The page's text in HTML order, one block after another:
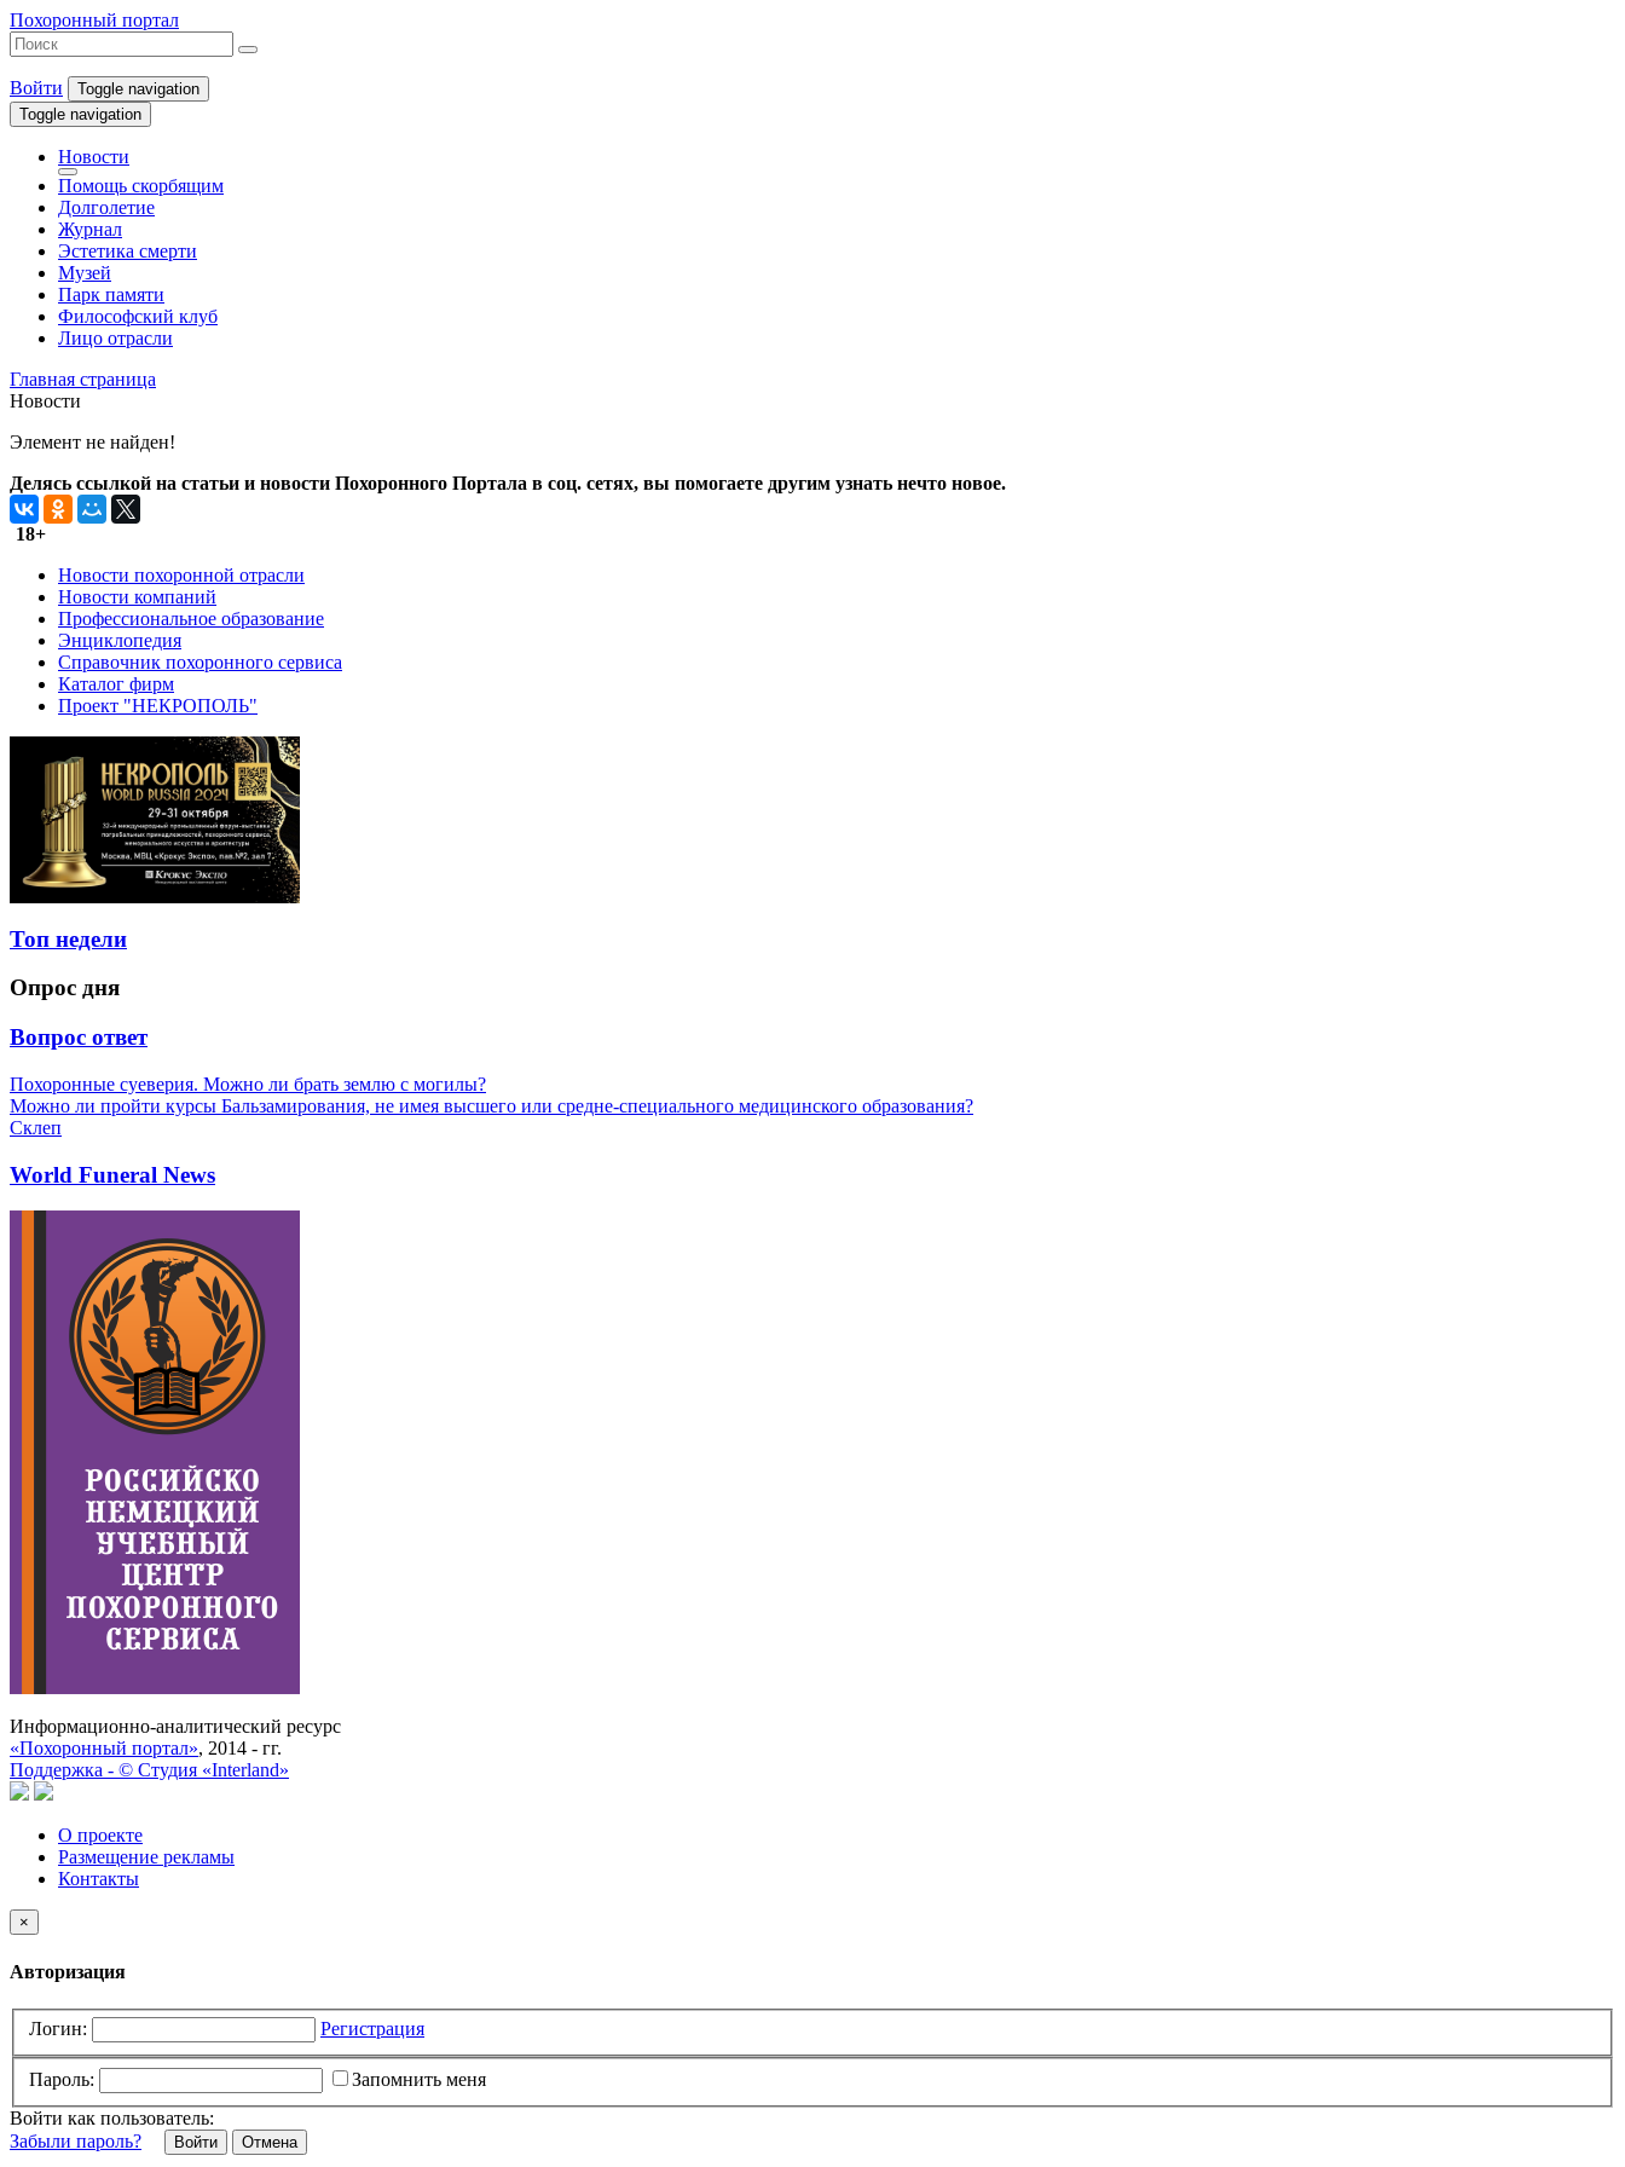
Похоронный портал
Войти
Toggle navigation
Toggle navigation
Новости
Помощь скорбящим
Долголетие
Журнал
Эстетика смерти
Музей
Парк памяти
Философский клуб
Лицо отрасли
Главная страница
Новости
Элемент не найден!
Делясь ссылкой на статьи и новости Похоронного Портала в соц. сетях, вы помогаете другим узнать нечто новое.
18+
Новости похоронной отрасли
Новости компаний
Профессиональное образование
Энциклопедия
Справочник похоронного сервиса
Каталог фирм
Проект "НЕКРОПОЛЬ"
Топ недели
Опрос дня
Вопрос ответ
Похоронные суеверия. Можно ли брать землю с могилы?
Можно ли пройти курсы Бальзамирования, не имея высшего или средне-специального медицинского образования?
Склеп
World Funeral News
Информационно-аналитический ресурс
«Похоронный портал», 2014 - гг.
Поддержка - © Cтудия «Interland»
О проекте
Размещение рекламы
Контакты
×
Авторизация
Логин: Регистрация
Пароль:
Запомнить меня
Войти как пользователь:
Забыли пароль?
Отмена